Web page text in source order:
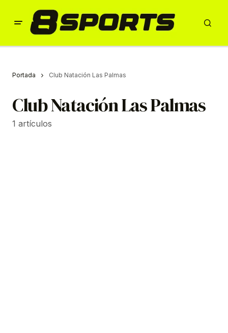
Portada Club Natación Las Palmas
Club Natación Las Palmas
1 artículos